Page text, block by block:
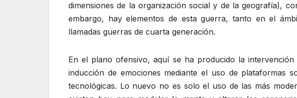
dimensiones de la organización social y de la geografía),
embargo, hay elementos de esta guerra, tanto en el
llamadas guerras de cuarta generación.
En el plano ofensivo, aquí se ha producido la
inducción de emociones mediante el uso de plataformas
tecnológicas. Lo nuevo no es solo el uso de las más